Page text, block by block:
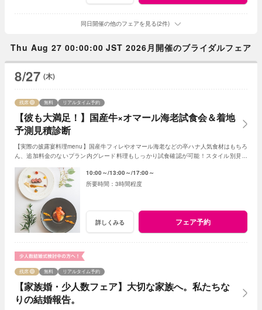
同日開催の他のフェアを見る(2件)
Thu Aug 27 00:00:00 JST 2026月開催のブライダルフェア
8/27 (木)
【彼も大満足！】国産牛×オマール海老試食会＆着地
予測見積診断
残席 無料 リアルタイム予約
【実際の披露宴料理menu】国産牛フィレやオマール海老などの卒ハナ人気食材はもちろ
ん、追加料金のないプラン内グレード料理もしっかり試食確認が可能！スタイル別見積
10:00～ 13:00～ 17:00～
3時間程度
詳しくみる フェア予約
【家族婚・少人数フェア】大切な家族へ。私たちな
りの結婚報告。
残席 無料 リアルタイム予約